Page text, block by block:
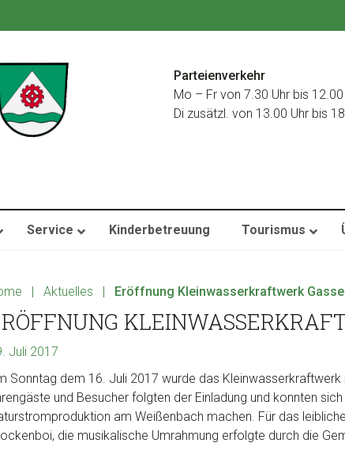
Parteienverkehr
Mo – Fr von 7.30 Uhr bis 12.00
Di zusätzl. von 13.00 Uhr bis
Service Kinderbetreuung Tourismus
| Aktuelles | Eröffnung Kleinwasserkraftwerk
Juli 2017
Sonntag dem 16. Juli 2017 wurde das
und Besucher folgten der Einladung und konnten
am Weißenbach machen. Für das
die musikalische Umrahmung erfolgte durch die